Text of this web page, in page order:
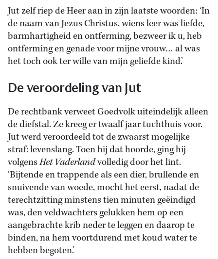
Jut zelf riep de Heer aan in zijn laatste woorden: ‘In
de naam van Jezus Christus, wiens leer was liefde,
barmhartigheid en ontferming, bezweer ik u, heb
ontferming en genade voor mijne vrouw… al was
het toch ook ter wille van mijn geliefde kind.’
De veroordeling van Jut
De rechtbank verweet Goedvolk uiteindelijk alleen
de diefstal. Ze kreeg er twaalf jaar tuchthuis voor.
Jut werd veroordeeld tot de zwaarst mogelijke
straf: levenslang. Toen hij dat hoorde, ging hij
volgensHet Vaderlandvolledig door het lint.
‘Bijtende en trappende als een dier, brullende en
snuivende van woede, mocht het eerst, nadat de
terechtzitting minstens tien minuten geëindigd
was, den veldwachters gelukken hem op een
aangebrachte krib neder te leggen en daarop te
binden, na hem voortdurend met koud water te
hebben begoten.’